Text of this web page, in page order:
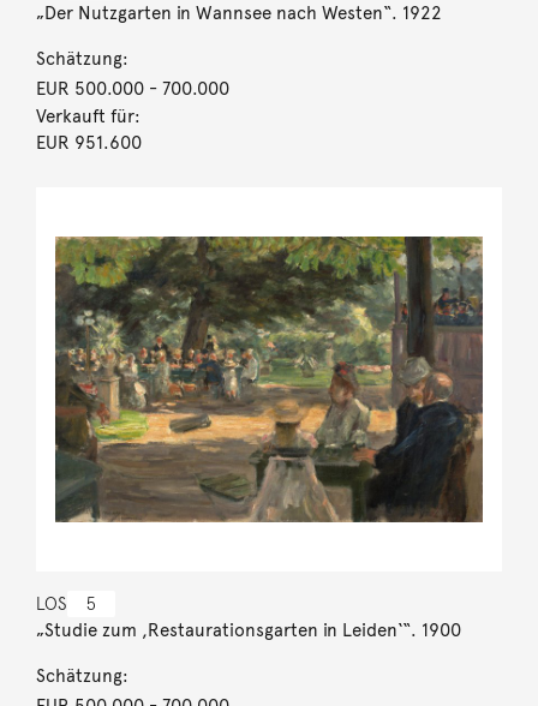
„Der Nutzgarten in Wannsee nach Westen“. 1922
Schätzung:
EUR 500.000- 700.000
Verkauft für:
EUR 951.600
LOS 5
„Studie zum ,Restaurationsgarten in Leiden‘“. 1900
Schätzung: